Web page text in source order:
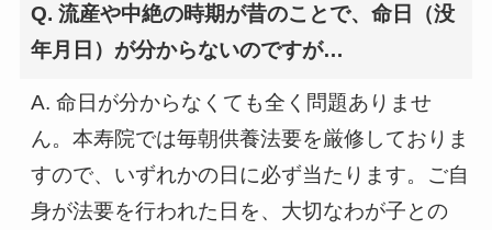
Q. 流産や中絶の時期が昔のことで、命日（没
年月日）が分からないのですが…
A. 命日が分からなくても全く問題ありませ
ん。本寿院では毎朝供養法要を厳修しておりま
すので、いずれかの日に必ず当たります。ご自
身が法要を行われた日を、大切なわが子との